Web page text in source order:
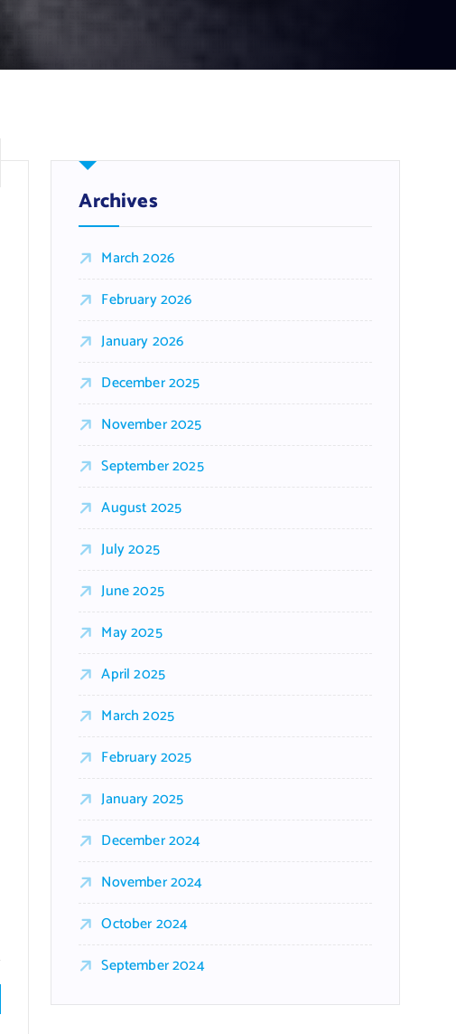
Archives
March 2026
February 2026
January 2026
December 2025
November 2025
September 2025
August 2025
July 2025
June 2025
May 2025
April 2025
March 2025
February 2025
January 2025
December 2024
November 2024
October 2024
September 2024